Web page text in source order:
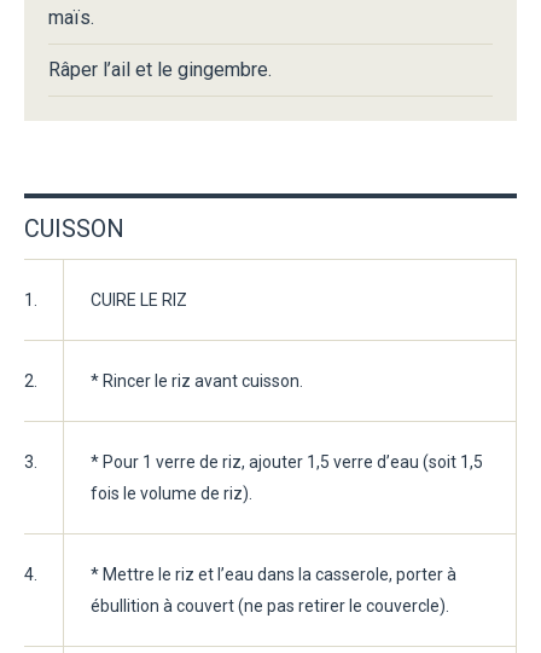
maïs.
Râper l’ail et le gingembre.
CUISSON
1. CUIRE LE RIZ
2. * Rincer le riz avant cuisson.
3.
* Pour 1 verre de riz, ajouter 1,5 verre d’eau (soit 1,5
fois le volume de riz).
4.
* Mettre le riz et l’eau dans la casserole, porter à
ébullition à couvert (ne pas retirer le couvercle).